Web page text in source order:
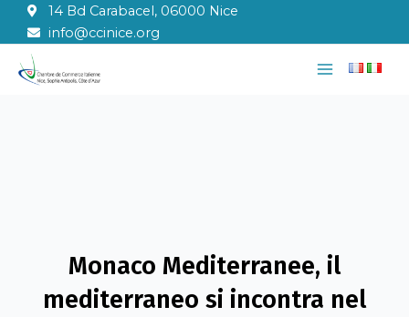
contenuto
14 Bd Carabacel, 06000 Nice
info@ccinice.org
Main
Monaco Mediterranee, il
mediterraneo si incontra nel